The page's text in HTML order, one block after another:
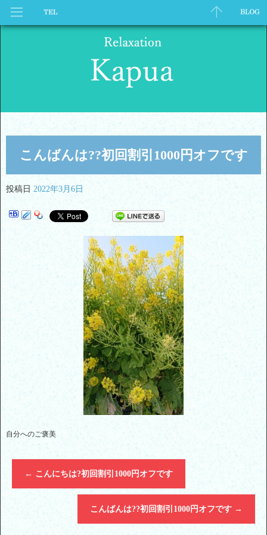
こんばんは??初回割引1000円オフです
投稿日 2022年3月6日
自分へのご褒美
← こんにちは?初回割引1000円オフです
こんばんは??初回割引1000円オフです →